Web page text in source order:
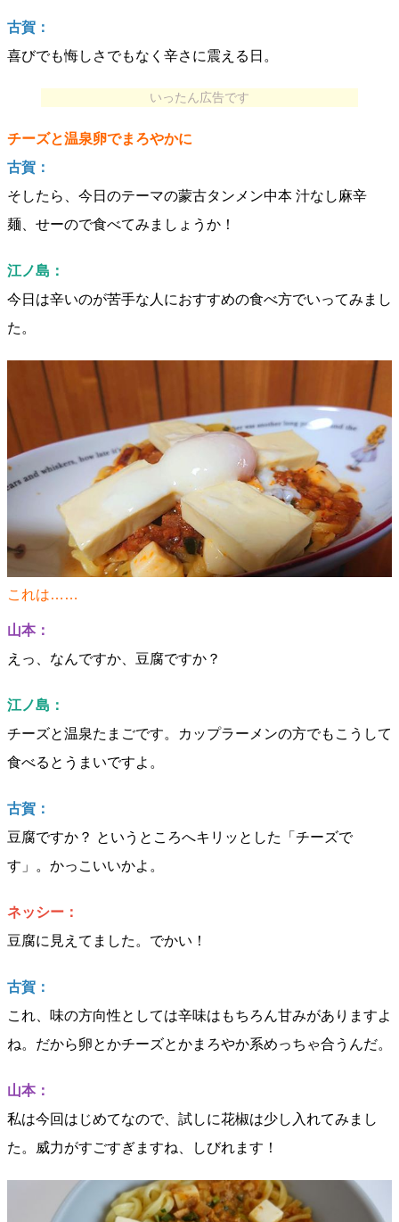
古賀：
喜びでも悔しさでもなく辛さに震える日。
いったん広告です
チーズと温泉卵でまろやかに
古賀：
そしたら、今日のテーマの蒙古タンメン中本 汁なし麻辛
麺、せーので食べてみましょうか！
江ノ島：
今日は辛いのが苦手な人におすすめの食べ方でいってみまし
た。
これは……
山本：
えっ、なんですか、豆腐ですか？
江ノ島：
チーズと温泉たまごです。カップラーメンの方でもこうして
食べるとうまいですよ。
古賀：
豆腐ですか？ というところへキリッとした「チーズで
す」。かっこいいかよ。
ネッシー：
豆腐に見えてました。でかい！
古賀：
これ、味の方向性としては辛味はもちろん甘みがありますよ
ね。だから卵とかチーズとかまろやか系めっちゃ合うんだ。
山本：
私は今回はじめてなので、試しに花椒は少し入れてみまし
た。威力がすごすぎますね、しびれます！